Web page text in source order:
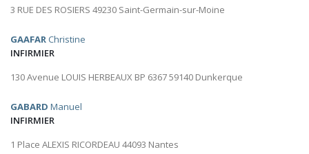
3 RUE DES ROSIERS 49230 Saint-Germain-sur-Moine
GAAFAR Christine
INFIRMIER
130 Avenue LOUIS HERBEAUX BP 6367 59140 Dunkerque
GABARD Manuel
INFIRMIER
1 Place ALEXIS RICORDEAU 44093 Nantes